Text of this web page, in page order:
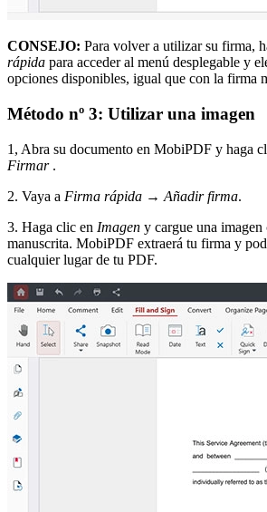
CONSEJO: Para volver a utilizar su firma,
rápida para acceder al menú desplegable y
opciones disponibles, igual que con la firma
Método nº 3: Utilizar una imagen
1, Abra su documento en MobiPDF y haga
Firmar.
2. Vaya a Firma rápida → Añadir firma.
3. Haga clic en Imagen y cargue una imagen
manuscrita. MobiPDF extraerá tu firma y
cualquier lugar de tu PDF.